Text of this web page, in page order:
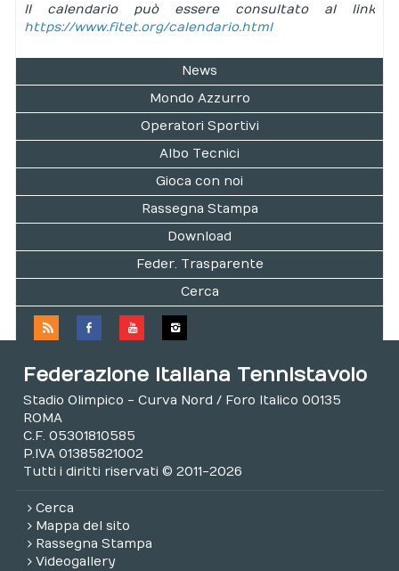
Il calendario può essere consultato al link
https://www.fitet.org/calendario.html
News
Mondo Azzurro
Operatori Sportivi
Albo Tecnici
Gioca con noi
Rassegna Stampa
Download
Feder. Trasparente
Cerca
Federazione Italiana Tennistavolo
Stadio Olimpico - Curva Nord / Foro Italico 00135
ROMA
C.F. 05301810585
P.IVA 01385821002
Tutti i diritti riservati © 2011-2026
Cerca
Mappa del sito
Rassegna Stampa
Videogallery